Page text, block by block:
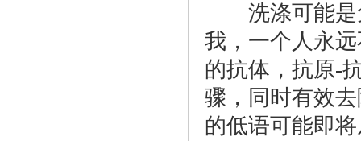
洗涤可能是
我，一个人永
的抗体，抗原-
骤，同时有效
的低语可能即